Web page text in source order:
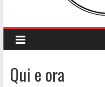
Lucciola
Teatro
Promozione
Qui e ora